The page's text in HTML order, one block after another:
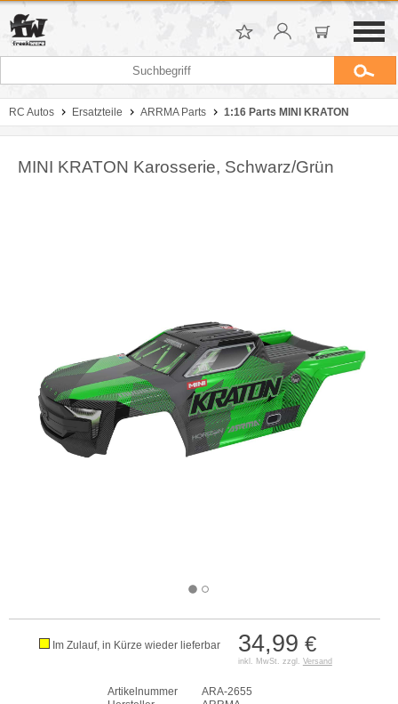
RC Autos Ersatzteile ARRMA Parts 1:16 Parts MINI KRATON
MINI KRATON Karosserie, Schwarz/Grün
34,99 €
inkl. MwSt. zzgl. Versand
Im Zulauf, in Kürze wieder lieferbar
Artikelnummer
ARA-2655